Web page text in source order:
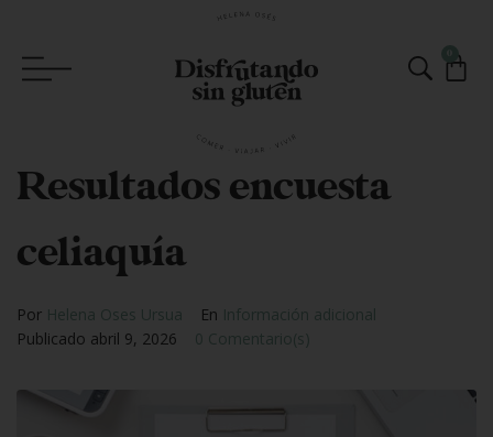
Resultados encuesta
celiaquía
Por Helena Oses Ursua En Información adicional
Publicado abril 9, 2026 0 Comentario(s)